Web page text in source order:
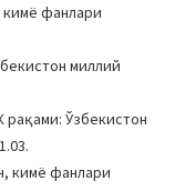
фанлари
миллий
рақами: Ўзбекистон
кимё фанлари